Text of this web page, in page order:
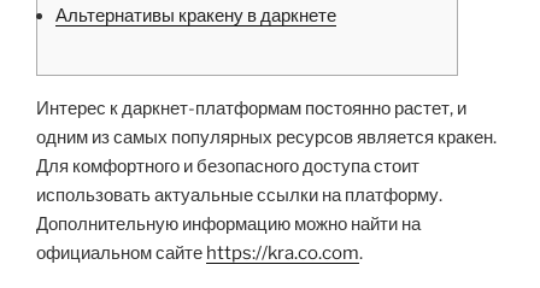
Альтернативы кракену в даркнете
Интерес к даркнет-платформам постоянно растет, и
одним из самых популярных ресурсов является кракен.
Для комфортного и безопасного доступа стоит
использовать актуальные ссылки на платформу.
Дополнительную информацию можно найти на
официальном сайте https://kra.co.com.